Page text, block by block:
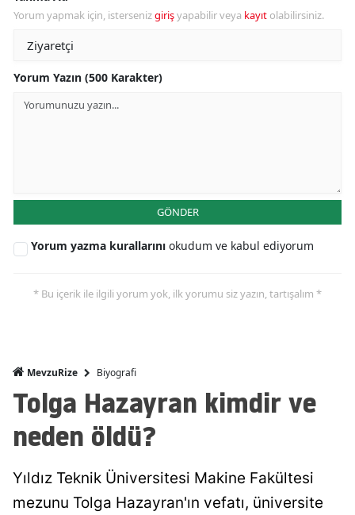
Yorum yapmak için, istersenizgirişyapabilir veya kayıt olabilirsiniz.
Yorum Yazın (500 Karakter)
GÖNDER
Yorum yazma kurallarını okudum ve kabul ediyorum
* Bu içerik ile ilgili yorum yok, ilk yorumu siz yazın, tartışalım *
MevzuRize Biyografi
Tolga Hazayran kimdir ve
neden öldü?
Yıldız Teknik Üniversitesi Makine Fakültesi
mezunu Tolga Hazayran'ın vefatı, üniversite